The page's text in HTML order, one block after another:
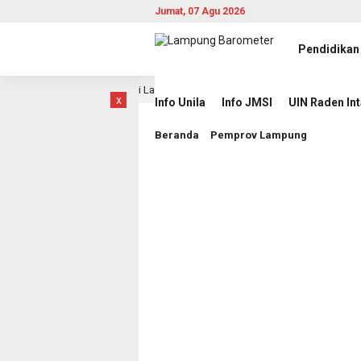
Jumat, 07 Agu 2026
Pendidikan
Info Unila Info JMSI UIN Raden
x
Hidup Mati Lawan Singapura
Beranda Pemprov Lampung